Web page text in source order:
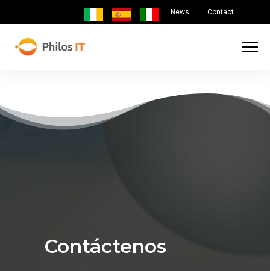
News Contact
Contáctenos